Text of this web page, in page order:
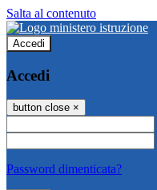
Salta al contenuto
Accedi
Accedi
button close ×
Password dimenticata?